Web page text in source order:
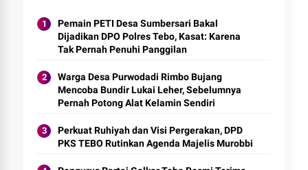
Pemain PETI Desa Sumbersari Bakal
Dijadikan DPO Polres Tebo, Kasat: Karena
Tak Pernah Penuhi Panggilan
Warga Desa Purwodadi Rimbo Bujang
Mencoba Bundir Lukai Leher, Sebelumnya
Pernah Potong Alat Kelamin Sendiri
Perkuat Ruhiyah dan Visi Pergerakan, DPD
PKS TEBO Rutinkan Agenda Majelis Murobbi